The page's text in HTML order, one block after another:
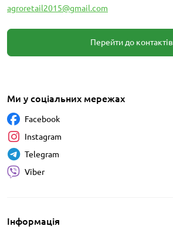
agroretail2015@gmail.com
Перейти до контактів
Інформація
Ми у соціальних мережах
Facebook
Instagram
Telegram
Viber